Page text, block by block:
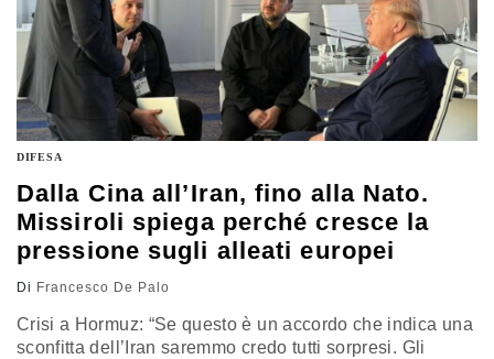
DIFESA
Dalla Cina all’Iran, fino alla Nato.
Missiroli spiega perché cresce la
pressione sugli alleati europei
Di Francesco De Palo
Crisi a Hormuz: “Se questo è un accordo che indica una
sconfitta dell’Iran saremmo credo tutti sorpresi. Gli